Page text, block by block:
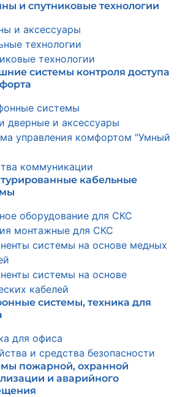
и спутниковые технологии
и аксессуары
технологии
технологии
системы контроля доступа
системы
дверные и аксессуары
управления комфортом "Умный
коммуникации
кабельные
оборудование для СКС
монтажные для СКС
системы на основе медных
системы на основе
кабелей
системы, техника для
для офиса
и средства безопасности
пожарной, охранной
и аварийного